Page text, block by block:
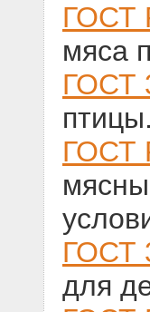
ГОСТ
мяса
ГОСТ
ГОСТ
ГОСТ
для